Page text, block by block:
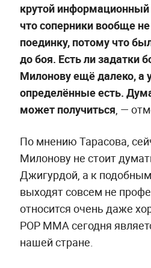
крутой
что соперники вообще
поединку, потому что
до боя. Есть ли задатки
Милонову ещё далеко, а
определённые есть.
может получиться, —
По мнению Тарасова,
Милонову не стоит
Джигурдой, а к
выходят совсем не
относится очень даже
POP MMA сегодня
нашей стране.